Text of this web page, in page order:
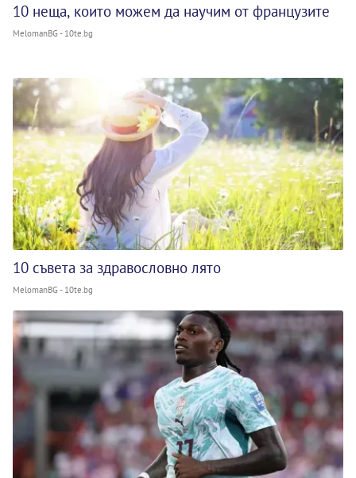
10 неща, които можем да научим от французите
MelomanBG - 10te.bg
10 съвета за здравословно лято
MelomanBG - 10te.bg